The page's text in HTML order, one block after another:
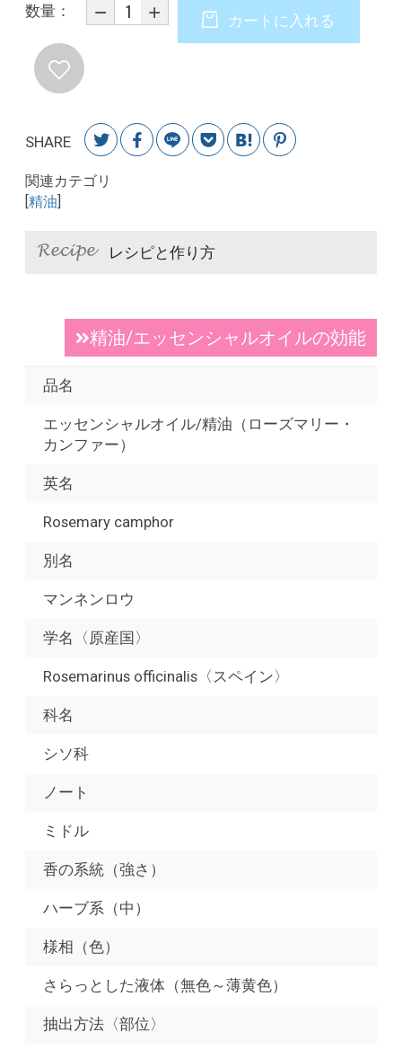
数量：
カートに入れる
SHARE
関連カテゴリ
精油
レシピと作り方
精油/エッセンシャルオイルの効能
品名
エッセンシャルオイル/精油（ローズマリー・
カンファー）
英名
Rosemary camphor
別名
マンネンロウ
学名〈原産国〉
Rosemarinus officinalis〈スペイン〉
科名
シソ科
ノート
ミドル
香の系統（強さ）
ハーブ系（中）
様相（色）
さらっとした液体（無色～薄黄色）
抽出方法〈部位〉